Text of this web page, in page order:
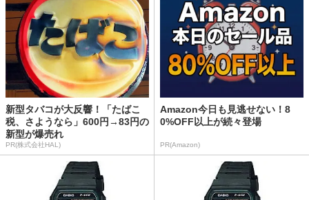
新型タバコが大反響！「たばこ
税、さようなら」600円→83円の
新型が爆売れ
PR(株式会社HAL)
Amazon今日も見逃せない！8
0%OFF以上が続々登場
PR(Amazon)